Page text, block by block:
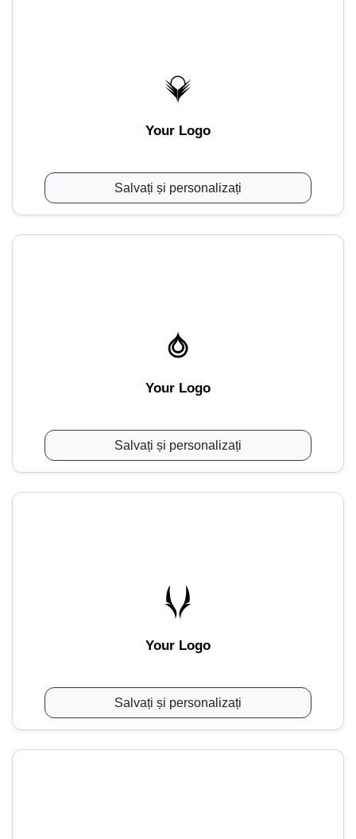
Your Logo
Salvați și personalizați
Your Logo
Salvați și personalizați
Your Logo
Salvați și personalizați